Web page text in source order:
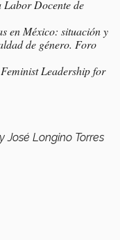
Docente de
en México: situación y
de género. Foro
Leadership for
José Longino Torres